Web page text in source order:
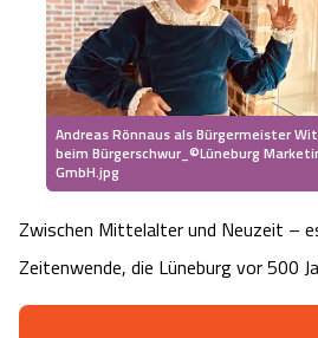
Heideflächen
Freizeitparks
Vital Urlaub
Städte
Naturpark
Naturerlebnis im
Naturerlebnis im
Naturerlebnis im
Quad Bahn
Kletterparks
Designer Outlet
Thermen
Vegan, Fasten
Gesund & Fit
Balance
Wellness-
Die Hansestadt
Sehenswürdigkeiten
Shopping
Kulinarisches
Unterkünfte
Hoher Kontrast Modus:
Schriftgröße:
Andreas Rönnaus als Bürgermeister
beim Bürgerschwur_©Lüneburg
GmbH.jpg
Zwischen Mittelalter und Neuzeit –
Zeitenwende, die Lüneburg vor 500